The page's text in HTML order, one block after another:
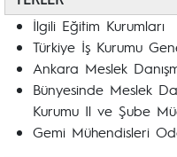
İlgili Eğitim Kurumları
Türkiye İş Kurumu
Ankara Meslek
Bünyesinde Meslek
Kurumu Il ve Şube
Gemi Mühendisleri